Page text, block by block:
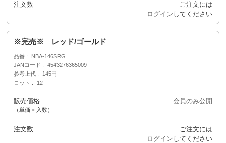
注文数
ご注文には
ログイン してください
※完売※ レッド/ゴールド
品番
NBA-146SRG
JANコード
4543276365009
参考上代
145円
ロット
12
販売価格
（単価 × 入数）
会員のみ公開
注文数
ご注文には
ログイン してください